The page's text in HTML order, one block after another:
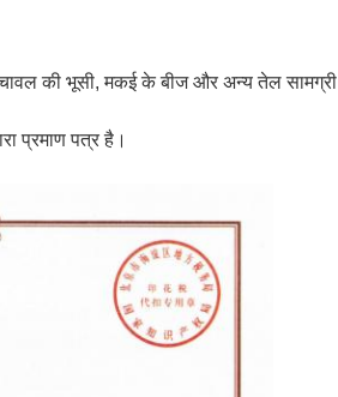
की भूसी, मकई के बीज और अन्य तेल सामग्री
प्रमाण पत्र है।